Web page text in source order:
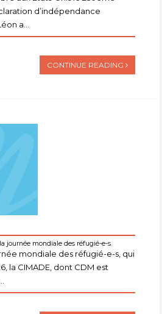
d’indépendance
a...
CONTINUE READING
journée mondiale des réfugié-e-s.
mondiale des réfugié-e-s, qui
la CIMADE, dont CDM est